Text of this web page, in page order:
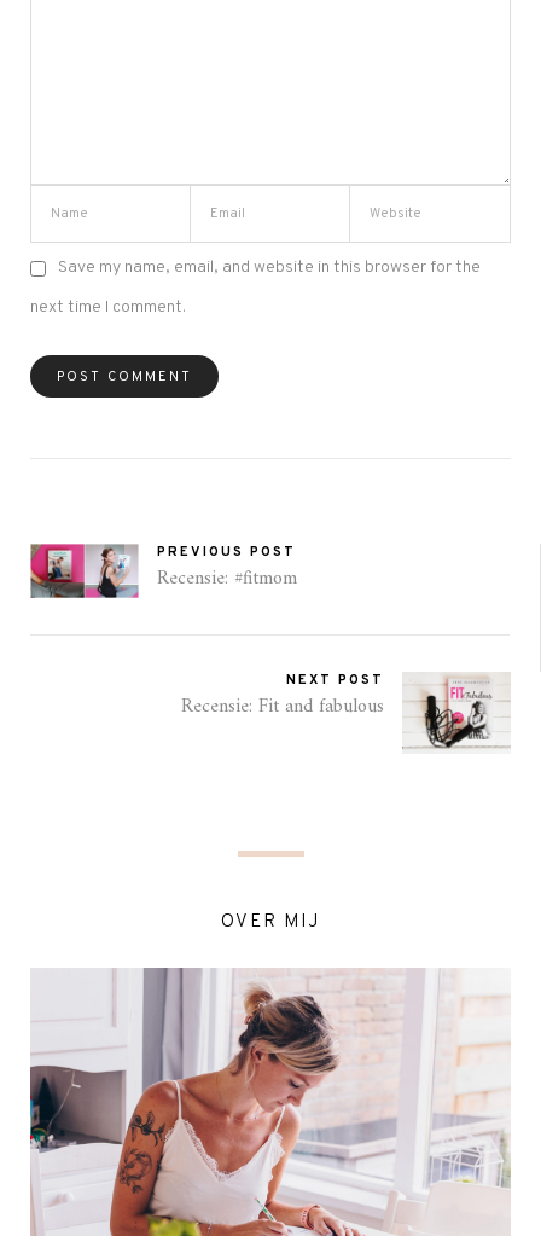
Save my name, email, and website in this browser for the
next time I comment.
PREVIOUS POST
Recensie: #fitmom
NEXT POST
Recensie: Fit and fabulous
OVER MIJ